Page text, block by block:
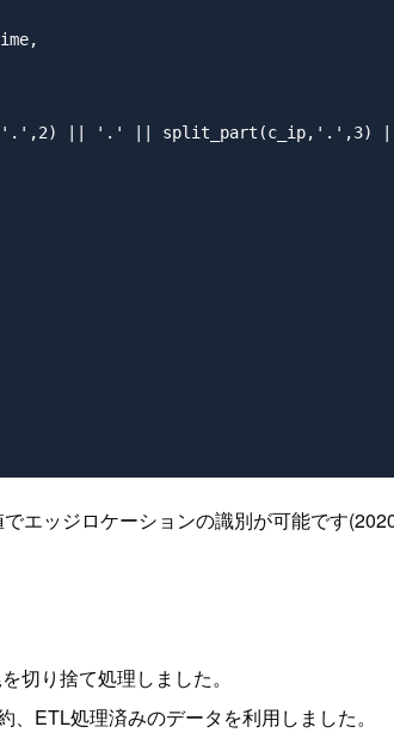
|| '.' || split_part(c_ip,'.',3)
エッジロケーションの識別が可能です
切り捨て処理しました。
ETL処理済みのデータを利用しました。